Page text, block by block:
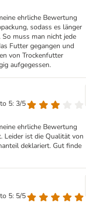
ehrliche Bewertung
sodass es länger
muss man nicht jede
Futter gegangen und
von Trockenfutter
aufgegessen.
5: 3/5
ehrliche Bewertung
Leider ist die Qualität von
deklariert. Gut finde
5: 5/5